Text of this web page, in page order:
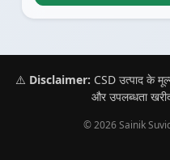
⚠️ Disclaimer: CSD उत्पाद के
और उपलब्धता
© 2026 Sainik